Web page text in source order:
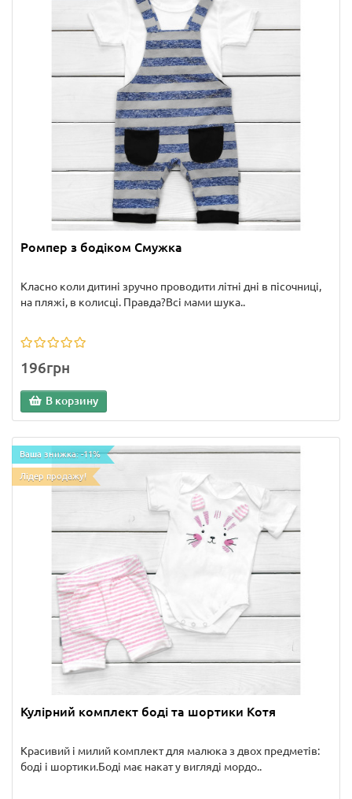
Ромпер з бодіком Смужка
Класно коли дитині зручно проводити літні дні в пісочниці,
на пляжі, в колисці. Правда?Всі мами шука..
196грн
В корзину
Ваша знижка: -11%
Лідер продажу!
Кулірний комплект боді та шортики Котя
Красивий і милий комплект для малюка з двох предметів:
боді і шортики.Боді має накат у вигляді мордо..